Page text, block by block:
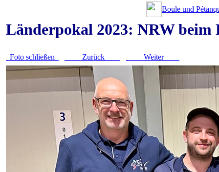
Boule und
Länderpokal 2023: NRW beim
Foto schließen Zurück Weiter